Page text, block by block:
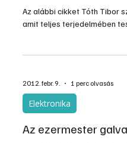
Az alábbi cikket Tóth Tibor
amit teljes terjedelmében
2012. febr. 9. 1 perc olvasás
Elektronika
Az ezermester